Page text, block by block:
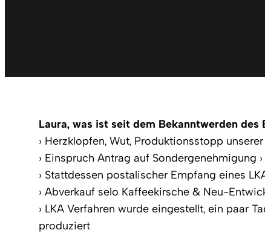
Laura, was ist seit dem Bekanntwerden des
› Herzklopfen, Wut, Produktionsstopp
› Einspruch Antrag auf Sondergenehmigung
› Stattdessen postalischer Empfang eines
› Abverkauf selo Kaffeekirsche & Neu-
› LKA Verfahren wurde eingestellt, ein paar
produziert